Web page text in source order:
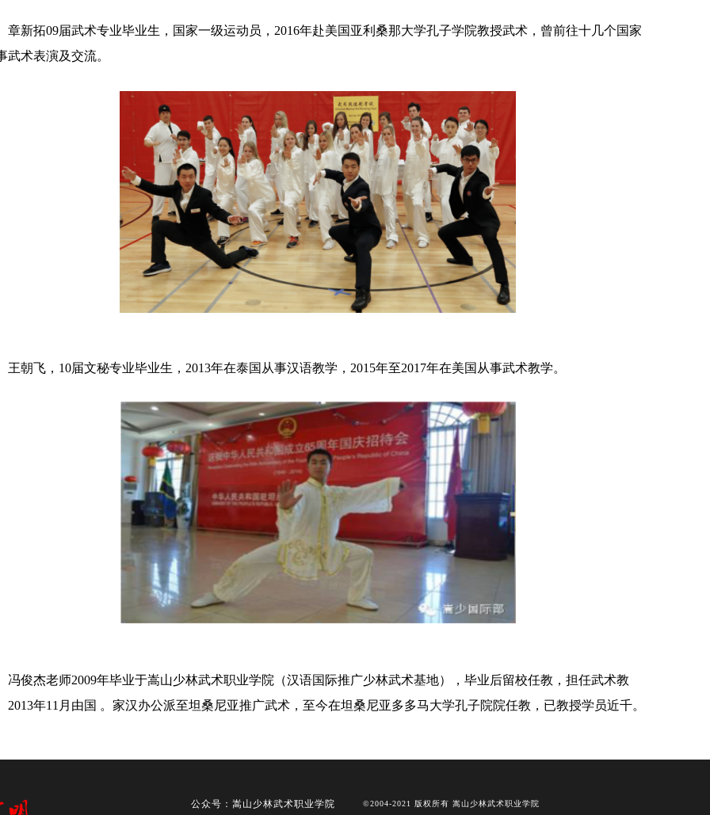
章新拓09届武术专业毕业生，国家一级运动员，2016年赴美国亚利桑那大学孔子学院教授武术，曾前往十几个国家
武术表演及交流。
王朝飞，10届文秘专业毕业生，2013年在泰国从事汉语教学，2015年至2017年在美国从事武术教学。
冯俊杰老师2009年毕业于嵩山少林武术职业学院（汉语国际推广少林武术基地），毕业后留校任教，担任武术教
2013年11月由国 。家汉办公派至坦桑尼亚推广武术，至今在坦桑尼亚多多马大学孔子院院任教，已教授学员近千。
公众号：嵩山少林武术职业学院 ©2004-2021 版权所有 嵩山少林武术职业学院